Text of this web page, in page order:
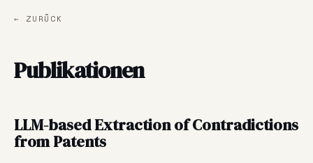
← ZURÜCK
Publikationen
LLM-based Extraction of Contradictions
from Patents